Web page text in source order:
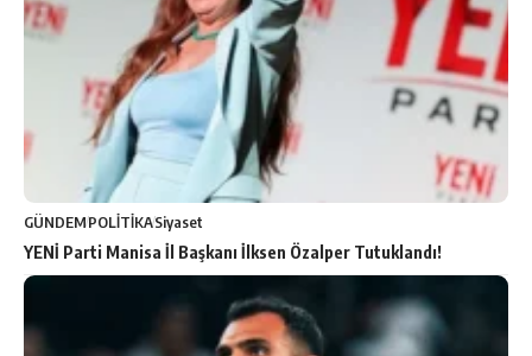
GÜNDEMPOLİTİKASiyaset
YENİ Parti Manisa İl Başkanı İlksen Özalper Tutuklandı!